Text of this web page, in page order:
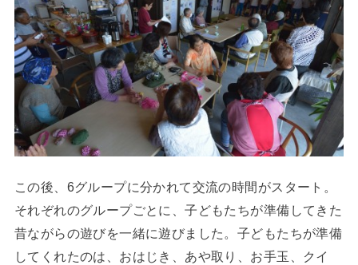
この後、6グループに分かれて交流の時間がスタート。
それぞれのグループごとに、子どもたちが準備してきた
昔ながらの遊びを一緒に遊びました。子どもたちが準備
してくれたのは、おはじき、あや取り、お手玉、クイ